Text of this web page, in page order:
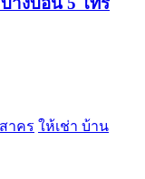
าคร ให้เช่า บ้าน